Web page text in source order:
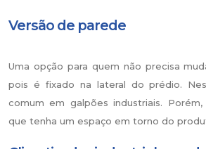
Versão de parede
Uma opção para quem não precisa
pois é fixado na lateral do prédio.
comum em galpões industriais.
que tenha um espaço em torno do